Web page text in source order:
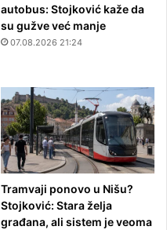
autobus: Stojković kaže da
su gužve već manje
07.08.2026 21:24
Tramvaji ponovo u Nišu?
Stojković: Stara želja
građana, ali sistem je veoma